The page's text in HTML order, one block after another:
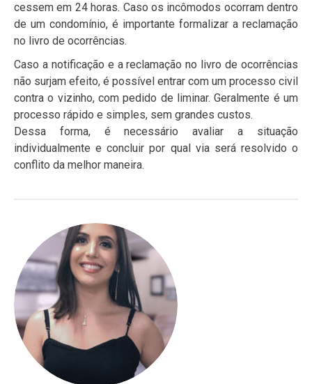
cessem em 24 horas. Caso os incômodos ocorram dentro
de um condomínio, é importante formalizar a reclamação
no livro de ocorrências.
Caso a notificação e a reclamação no livro de ocorrências
não surjam efeito, é possível entrar com um processo civil
contra o vizinho, com pedido de liminar. Geralmente é um
processo rápido e simples, sem grandes custos.
Dessa forma, é necessário avaliar a situação
individualmente e concluir por qual via será resolvido o
conflito da melhor maneira.